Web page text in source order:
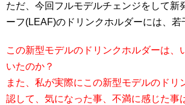
ただ、今回フルモデルチェンジをして新
ーフ(LEAF)のドリンクホルダーには、若
この新型モデルのドリンクホルダーは、
いたのか？
また、私が実際にこの新型モデルのドリ
認して、気になった事、不満に感じた事